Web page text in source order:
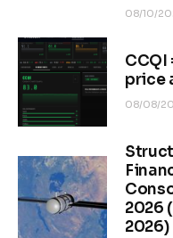
08/10/
CCQI
price
08/08/
2026
2026)